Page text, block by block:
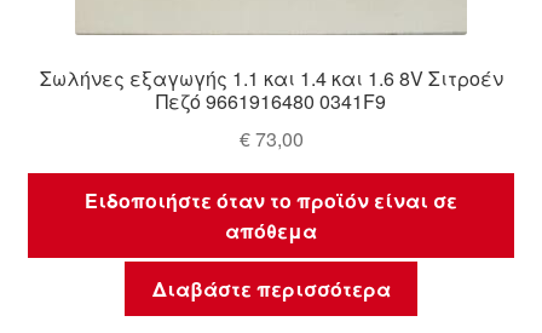
Σωλήνες εξαγωγής 1.1 και 1.4 και 1.6 8V Σιτροέν
Πεζό 9661916480 0341F9
€73,00
Ειδοποιήστε όταν το προϊόν είναι σε
απόθεμα
Διαβάστε περισσότερα